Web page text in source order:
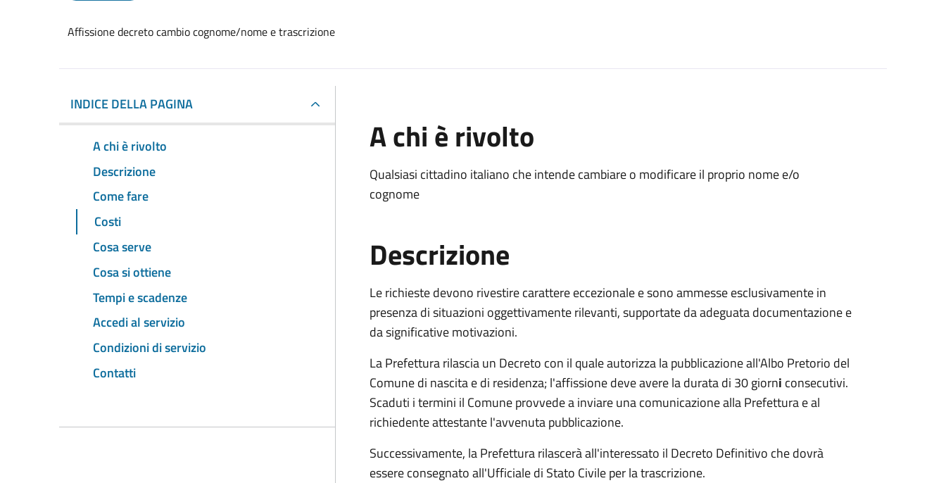
Affissione decreto cambio cognome/nome e trascrizione
INDICE DELLA PAGINA
A chi è rivolto
Descrizione
Come fare
Costi
Cosa serve
Cosa si ottiene
Tempi e scadenze
Accedi al servizio
Condizioni di servizio
Contatti
A chi è rivolto
Qualsiasi cittadino italiano che intende cambiare o modificare il proprio nome e/o
cognome
Descrizione
Le richieste devono rivestire carattere eccezionale e sono ammesse esclusivamente in
presenza di situazioni oggettivamente rilevanti, supportate da adeguata documentazione e
da significative motivazioni.
La Prefettura rilascia un Decreto con il quale autorizza la pubblicazione all'Albo Pretorio del
Comune di nascita e di residenza; l'affissione deve avere la durata di 30 giorni consecutivi.
Scaduti i termini il Comune provvede a inviare una comunicazione alla Prefettura e al
richiedente attestante l'avvenuta pubblicazione.
Successivamente, la Prefettura rilascerà all'interessato il Decreto Definitivo che dovrà
essere consegnato all'Ufficiale di Stato Civile per la trascrizione.